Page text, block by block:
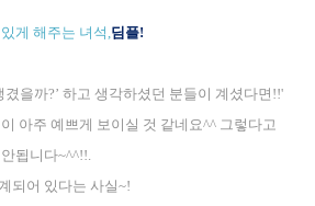
게 해주는 녀석 딤플!
겼을까?’ 하고 생각하셨던 분들이 계셨다면 !!'
아주 예쁘게 보이실 것 같네요^^ 그렇다고
됩니다~^^!!.
되어 있다는 사실~!